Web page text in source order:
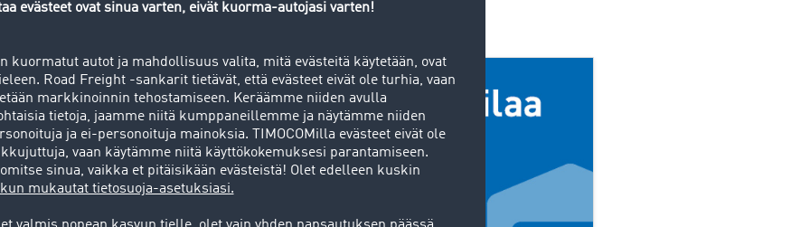
hyödynnät Varastotilat-sovellusta